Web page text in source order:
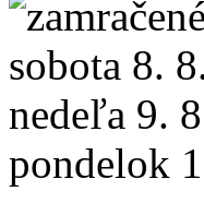
sobota 8.
nedeľa 9.
pondelok